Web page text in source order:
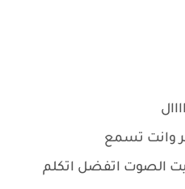
وانت تسمع
الصوت اتفضل اتكلم